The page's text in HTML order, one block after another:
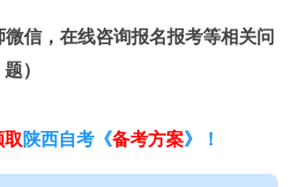
微信，在线咨询报名报考等相关问
题）
取陕西自考《备考方案》！